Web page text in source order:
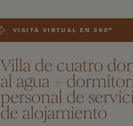
VISITA VIRTUAL EN 360º
Villa de cuatro
al agua +
personal de
de alojamiento